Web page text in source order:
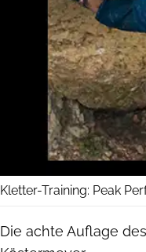
Kletter-Training: Peak
Die achte Auflage